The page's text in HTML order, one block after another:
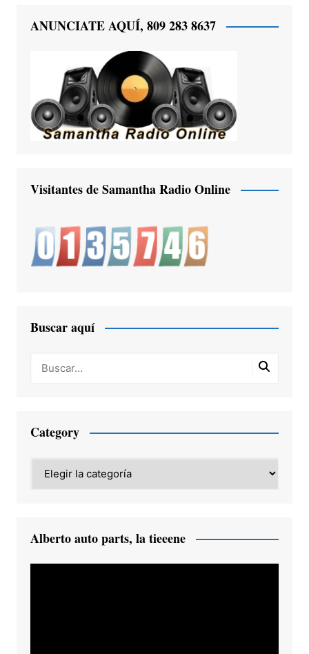
ANUNCIATE AQUÍ, 809 283 8637
Visitantes de Samantha Radio Online
Buscar aquí
Category
Category
Alberto auto parts, la tieeene